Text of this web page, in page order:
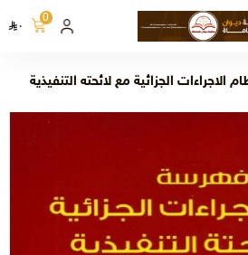
0
٠
الاجراءات الجزائية مع لائحته التنفيذية